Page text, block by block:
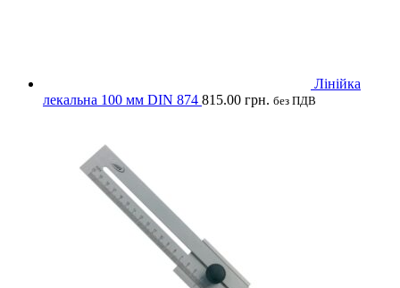
Лінійка
лекальна 100 мм DIN 874 815.00 грн. без ПДВ